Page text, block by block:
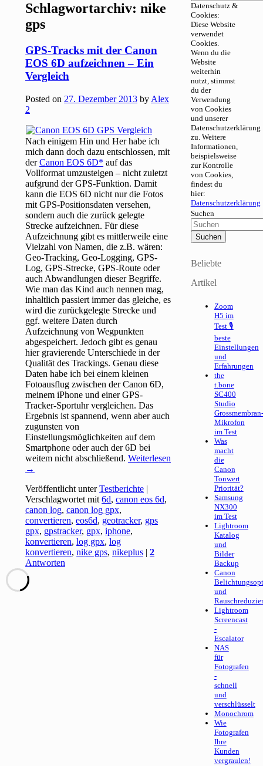
Schlagwortarchiv:nike
gps
GPS-Tracks mit der Canon
EOS 6D aufzeichnen – Ein
Vergleich
Posted on 27. Dezember 2013 by Alex
2
Nach einigem Hin und Her habe ich
mich dann doch dazu entschlossen, mit
derCanon EOS 6D
auf das
Vollformat umzusteigen – nicht zuletzt
aufgrund der GPS-Funktion. Damit
kann die EOS 6D nicht nur die Fotos
mit GPS-Positionsdaten versehen,
sondern auch die zurück gelegte
Strecke aufzeichnen. Für diese
Aufzeichnung gibt es mittlerweile eine
Vielzahl von Namen, die z.B. wären:
Geo-Tracking, Geo-Logging, GPS-
Log, GPS-Strecke, GPS-Route oder
auch Abwandlungen dieser Begriffe.
Wie man das Kind auch nennen mag,
inhaltlich passiert immer das gleiche, es
wird die zurückgelegte Strecke und
ggf. weitere Daten durch
Aufzeichnung von Wegpunkten
abgespeichert. Jedoch gibt es genau
hier gravierende Unterschiede in der
Qualität des Trackings. Genau diese
Daten habe ich bei einem kleinen
Fotoausflug zwischen der Canon 6D,
meinem iPhone und einer GPS-
Tracker-Sportuhr vergleichen. Das
Ergebnis ist spannend, wenn aber auch
zugunsten von
Einstellungsmöglichkeiten auf dem
Smartphone oder auch der 6D bei
weitem nicht abschließend.Weiterlesen
→
Veröffentlicht unter Testberichte |
Verschlagwortet mit 6d,canon eos 6d,
canon log,canon log gpx,
convertieren,eos6d, geotracker, gps
gpx, gpstracker, gpx,iphone,
konvertieren,log gpx,log
konvertieren,nike gps,nikeplus |2
Antworten
Datenschutz &
Cookies:
Diese Website
verwendet
Cookies.
Wenn du die
Website
weiterhin
nutzt, stimmst
du der
Verwendung
von Cookies
und unserer
Datenschutzerklärung
zu. Weitere
Informationen,
beispielsweise
zur Kontrolle
von Cookies,
findest du
hier:
Datenschutzerklärung
Suchen
Beliebte
Artikel
Zoom
H5 im
Test 🎙
beste
Einstellungen
und
Erfahrungen
the
t.bone
SC400
Studio
Grossmembran-
Mikrofon
im Test
Was
macht
die
Canon
Tonwert
Priorität?
Samsung
NX300
im Test
Lightroom
Katalog
und
Bilder
Backup
Canon
und
Lightroom
Screencast
-
Escalator
NAS
für
Fotografen
-
schnell
und
verschlüsselt
Monochrom
Wie
Fotografen
Ihre
Kunden
vergraulen!